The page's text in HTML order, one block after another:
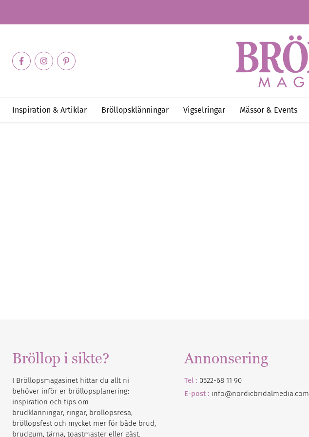
Inspiration & Artiklar Bröllopsklänningar Vigselringar Mässor & Events
Bröllop i sikte?
I Bröllopsmagasinet hittar du allt ni
behöver inför er bröllopsplanering:
inspiration och tips om
brudklänningar, ringar, bröllopsresa,
bröllopsfest och mycket mer för både brud,
brudgum, tärna, toastmaster eller gäst.
Annonsering
Tel : 0522-68 11 90
E-post : info@nordicbridalmedia.com